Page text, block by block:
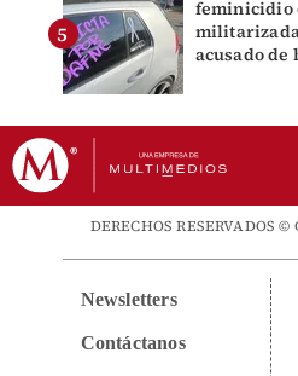
feminicidio
acusado
DERECHOS RESERVADOS
Newsletters
Contáctanos